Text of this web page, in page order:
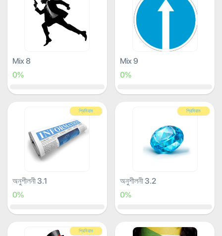
Mix 8
0%
Mix 9
0%
প্রিমিয়াম
অনুশীলনী 3.1
0%
প্রিমিয়াম
অনুশীলনী 3.2
0%
প্রিমিয়াম